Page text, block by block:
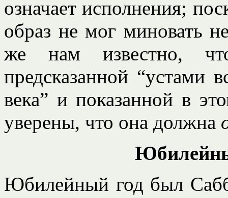
означает исполнения;
образ не мог миновать
же нам известно,
предсказанной “устами
века” и показанной в
уверены, что она должна
Юбилейный год был